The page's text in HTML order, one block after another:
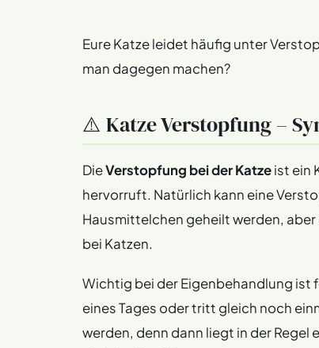
Eure Katze leidet häufig unter
man dagegen machen?
⚠️ Katze Verstopfung –
DieVerstopfung bei der Katzeist ein
hervorruft. Natürlich kann eine
Hausmittelchen geheilt werden,
bei Katzen.
Wichtig bei der Eigenbehandlung ist
eines Tages oder tritt gleich noch
werden, denn dann liegt in der Regel